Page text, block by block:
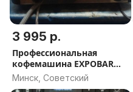
3 995 р.
Профессиональная
кофемашина EXPOBAR
ELEGANCE 2 GR CONTROL
ИСПАНИЯ
Минск, Советский